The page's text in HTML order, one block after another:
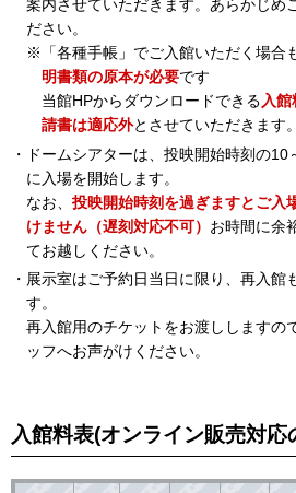
案内させていただきます。あらかじめ
ださい。
※「各種手帳」でご入館いただく場合も
明書類の原本が必要です
当館HPからダウンロードできる入館
請書は適応外とさせていただきます。
・ドームシアターは、投映開始時刻の10
に入場を開始します。
なお、 投映開始時刻を過ぎますとご入
けません（遅刻対応不可） お時間に余
てお越しください。
・展示室はご予約日当日に限り、再入館
す。
再入館用のチケットをお渡ししますの
ッフへお声がけください。
入館料表(オンライン販売対応